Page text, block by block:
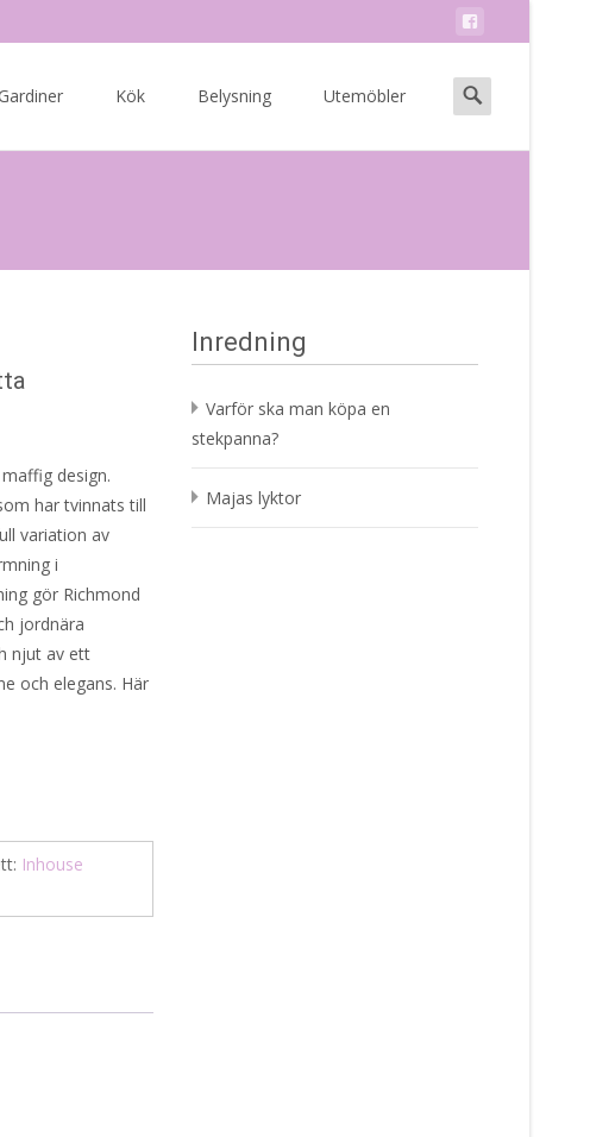
Gardiner Kök Belysning Utemöbler
Search
for:
design.
har tvinnats till
variation av
i
gör Richmond
jordnära
njut av ett
och elegans. Här
Inhouse
Inredning
Varför ska man köpa en
stekpanna?
Majas lyktor